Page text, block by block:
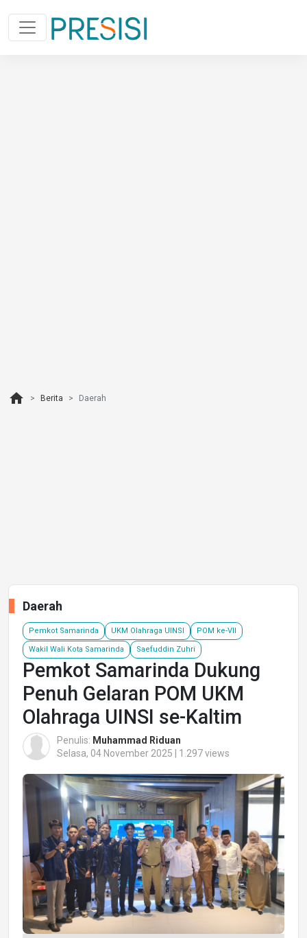
home Berita Daerah
Daerah
Pemkot Samarinda UKM Olahraga UINSI POM ke-VII
Wakil Wali Kota Samarinda Saefuddin Zuhri
Pemkot Samarinda Dukung
Penuh Gelaran POM UKM
Olahraga UINSI se-Kaltim
Penulis: Muhammad Riduan
Selasa, 04 November 2025 | 1.297 views